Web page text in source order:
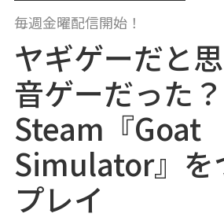
毎週金曜配信開始！
ヤギゲーだと
音ゲーだった？
Steam『Goat
Simulator』を
プレイ